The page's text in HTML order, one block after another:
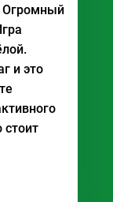
Огромный
и это
стоит